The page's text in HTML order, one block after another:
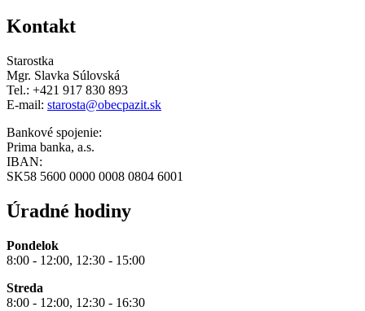
Kontakt
Starostka
Mgr. Slavka Súlovská
Tel.: +421 917 830 893
E-mail: starosta@obecpazit.sk
Bankové spojenie:
Prima banka, a.s.
IBAN:
SK58 5600 0000 0008 0804 6001
Úradné hodiny
Pondelok
8:00 - 12:00, 12:30 - 15:00
Streda
8:00 - 12:00, 12:30 - 16:30